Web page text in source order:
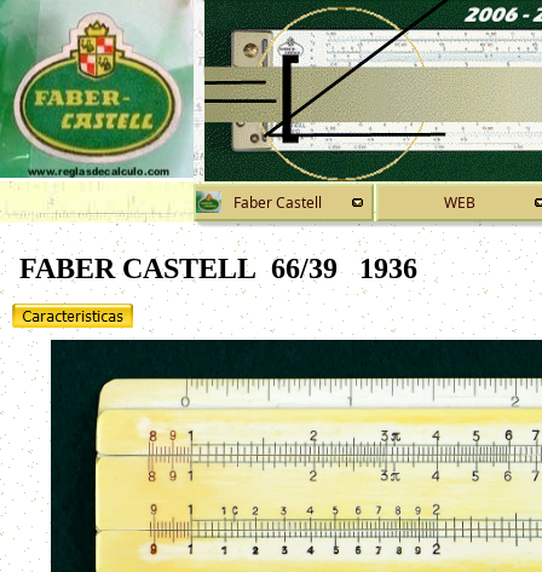
Faber Castell WEB
FABER CASTELL 66/391936